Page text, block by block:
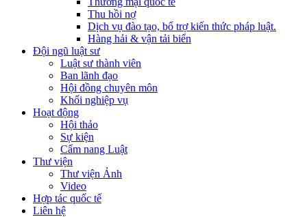
Thu hồi nợ
Dịch vụ đào tạo, bổ trợ kiến thức pháp luật.
Hàng hải & vận tải biển
Đội ngũ luật sư
Luật sư thành viên
Ban lãnh đạo
Hội đồng chuyên môn
Khối nghiệp vụ
Hoạt động
Hội thảo
Sự kiện
Cẩm nang Luật
Thư viện
Thư viện Ảnh
Video
Hợp tác quốc tế
Liên hệ